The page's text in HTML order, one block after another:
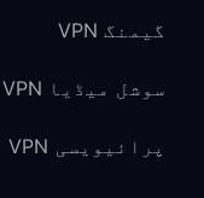
گیمنگ VPN
سوشل میڈیا VPN
پرائیویسی VPN